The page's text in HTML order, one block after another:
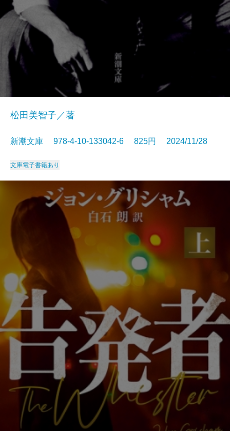
松田美智子／著
新潮文庫 978-4-10-133042-6 825円 2024/11/28
文庫電子書籍あり